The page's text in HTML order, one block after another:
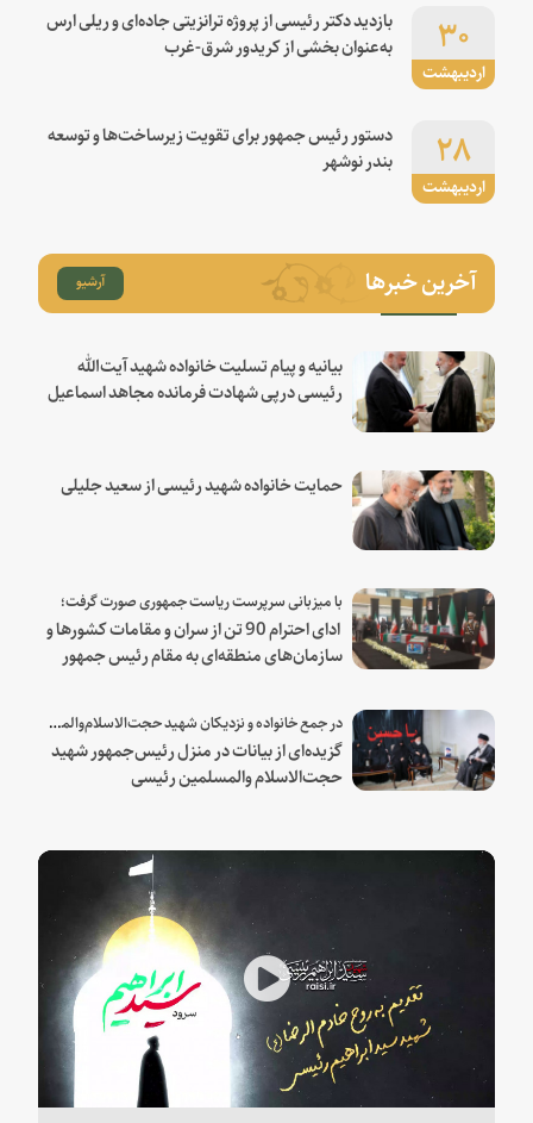
اردیبهشت
۳۰
بازدید دکتر رئیسی از پروژه ترانزیتی جاده‌ای و ریلی ارس
به‌عنوان بخشی از کریدور شرق-غرب
اردیبهشت
۲۸
دستور رئیس جمهور برای تقویت زیرساخت‌ها و توسعه
بندر نوشهر
آخرین خبرها آرشیو
بیانیه و پیام تسلیت خانواده شهید آیت‌الله
رئیسی درپی شهادت فرمانده مجاهد اسماعیل
حمایت خانواده شهید رئیسی از سعید جلیلی
با میزبانی سرپرست ریاست جمهوری صورت گرفت؛
ادای احترام 90 تن از سران و مقامات کشورها و
سازمان‌های منطقه‌ای به مقام رئیس جمهور
در جمع خانواده و نزدیکان شهید حجت‌الاسلام‌والمسلمین رئیسی:
گزیده‌ای از بیانات در منزل رئیس‌جمهور شهید
حجت‌الاسلام والمسلمین رئیسی
Play
Video